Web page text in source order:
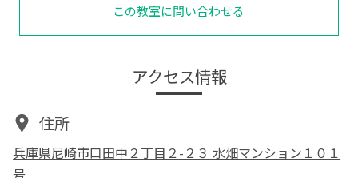
この教室に問い合わせる
アクセス情報
住所
兵庫県尼崎市口田中２丁目２-２３ 水畑マンション１０１
号